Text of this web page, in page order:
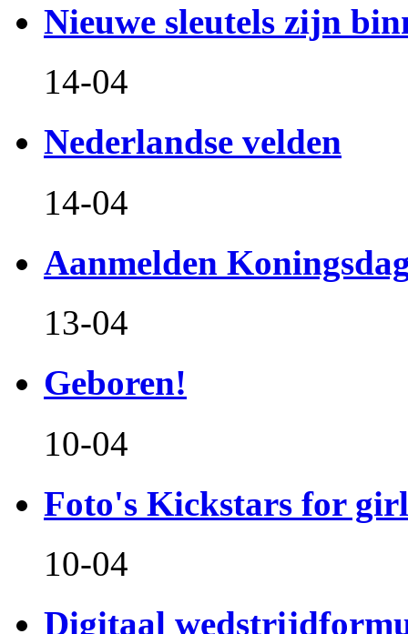
Nieuwe sleutels zijn
14-04
Nederlandse velden
14-04
Aanmelden
13-04
Geboren!
10-04
Foto's Kickstars for
10-04
Digitaal